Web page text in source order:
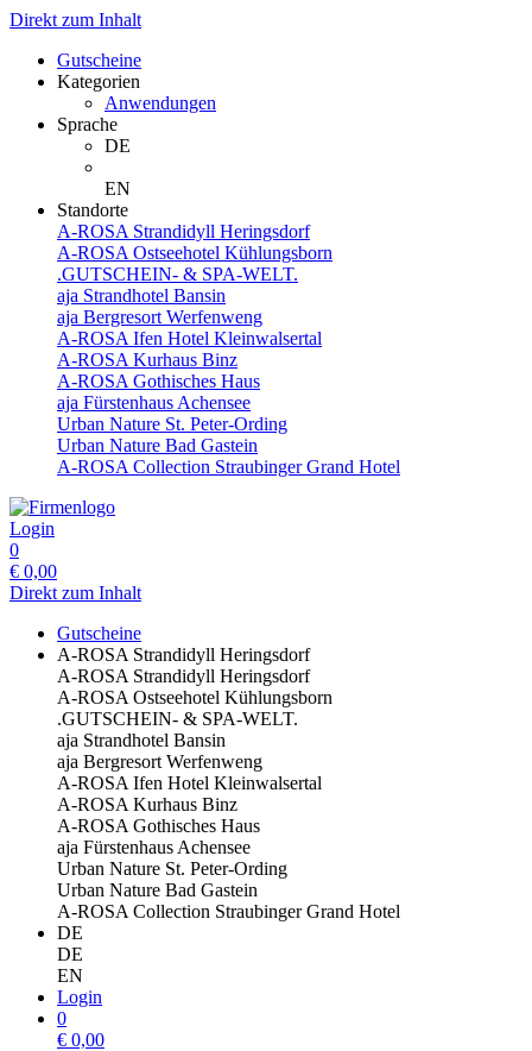
Direkt zum Inhalt
Gutscheine
Kategorien
Anwendungen
Sprache
DE
EN
Standorte
A-ROSA Strandidyll Heringsdorf
A-ROSA Ostseehotel Kühlungsborn
.GUTSCHEIN- & SPA-WELT.
aja Strandhotel Bansin
aja Bergresort Werfenweng
A-ROSA Ifen Hotel Kleinwalsertal
A-ROSA Kurhaus Binz
A-ROSA Gothisches Haus
aja Fürstenhaus Achensee
Urban Nature St. Peter-Ording
Urban Nature Bad Gastein
A-ROSA Collection Straubinger Grand Hotel
Login
0
€ 0,00
Direkt zum Inhalt
Gutscheine
A-ROSA Strandidyll Heringsdorf
A-ROSA Strandidyll Heringsdorf
A-ROSA Ostseehotel Kühlungsborn
.GUTSCHEIN- & SPA-WELT.
aja Strandhotel Bansin
aja Bergresort Werfenweng
A-ROSA Ifen Hotel Kleinwalsertal
A-ROSA Kurhaus Binz
A-ROSA Gothisches Haus
aja Fürstenhaus Achensee
Urban Nature St. Peter-Ording
Urban Nature Bad Gastein
A-ROSA Collection Straubinger Grand Hotel
DE
DE
EN
Login
0
€ 0,00